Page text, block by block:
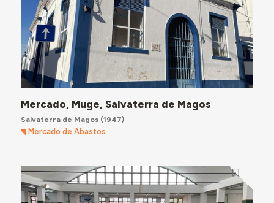
Mercado, Muge, Salvaterra de Magos
Salvaterra de Magos(1947)
Mercado de Abastos